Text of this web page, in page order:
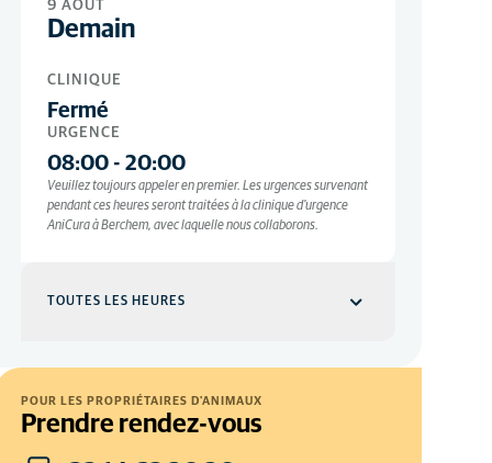
9 AOÛT
Demain
CLINIQUE
Fermé
URGENCE
08:00- 20:00
Veuillez toujours appeler en premier. Les urgences survenant
pendant ces heures seront traitées à la clinique d'urgence
AniCura à Berchem, avec laquelle nous collaborons.
TOUTES LES HEURES
JOURS OUVRABLES
08:30-19:00
POUR LES PROPRIÉTAIRES D'ANIMAUX
Prendre rendez-vous